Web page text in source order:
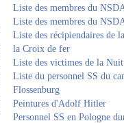
Liste des membres du
Liste des membres du
Liste des récipiendaires de
la Croix de fer
Liste des victimes de la
Liste du personnel SS du
Flossenburg
Peintures d'Adolf Hitler
Personnel SS en Pologne